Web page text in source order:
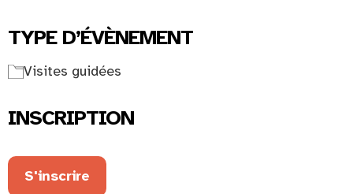
TYPE D’ÉVÈNEMENT
Visites guidées
INSCRIPTION
S'inscrire